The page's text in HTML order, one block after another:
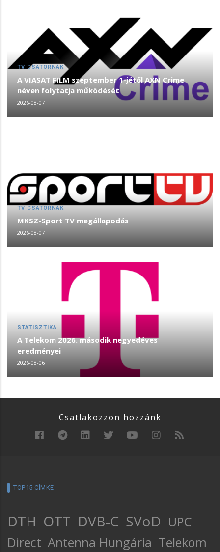
TV CSATORNÁK
A VIASAT FILM szeptember 1-jétől AXN Crime
néven folytatja működését
2026-08-07
TV CSATORNÁK
MKSZ-Sport TV megállapodás
2026-08-07
STATISZTIKA
A Telekom 2026. második negyedéves
eredményei
2026-08-06
Csatlakozzon hozzánk
TOP15 CÍMKE
DTH OTT DVB-C SVoD UPC
Direct Antenna Hungária Telekom